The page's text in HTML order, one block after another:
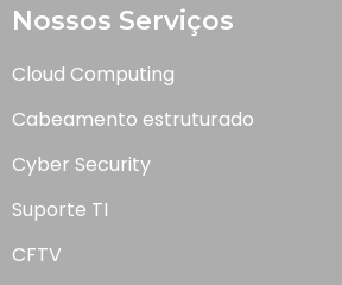
Nossos Serviços
Cloud Computing
Cabeamento estruturado
Cyber Security
Suporte TI
CFTV